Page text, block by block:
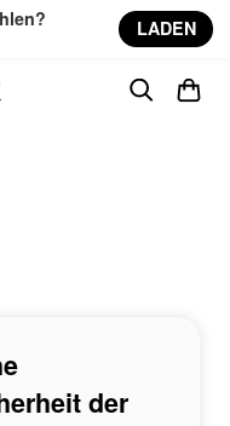
LADEN
der